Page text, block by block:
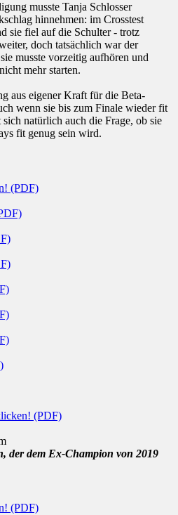
musste Tanja Schlosser
hinnehmen: im Crosstest
sie fiel auf die Schulter - trotz
doch tatsächlich war der
musste vorzeitig aufhören und
mehr starten.
aus eigener Kraft für die Beta-
wenn sie bis zum Finale wieder fit
natürlich auch die Frage, ob sie
fit genug sein wird.
(PDF)
(PDF)
der dem Ex-Champion von 2019
(PDF)